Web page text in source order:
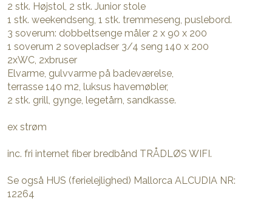
2 stk. Højstol, 2 stk. Junior stole
1 stk. weekendseng, 1 stk. tremmeseng, puslebord.
3 soverum: dobbeltsenge måler 2 x 90 x 200
1 soverum 2 sovepladser 3/4 seng 140 x 200
2xWC, 2xbruser
Elvarme, gulvvarme på badeværelse,
terrasse 140 m2, luksus havemøbler,
2 stk. grill, gynge, legetårn, sandkasse.
ex strøm
inc. fri internet fiber bredbånd TRÅDLØS WIFI.
Se også HUS (ferielejlighed) Mallorca ALCUDIA NR:
12264